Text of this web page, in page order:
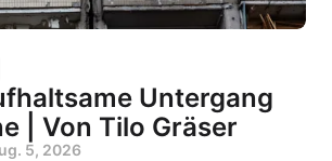
Untergang
| Von Tilo Gräser
5, 2026